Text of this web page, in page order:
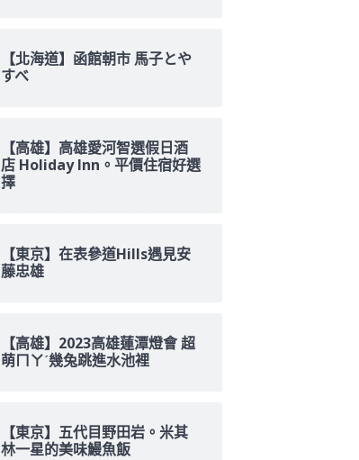
【北海道】函館朝市 馬子とや
すべ
【高雄】高雄愛河智選假日酒
店 Holiday Inn。平價住宿好選
擇
【東京】在表參道Hills遇見安
藤忠雄
【高雄】2023高雄蓮潭燈會 超
萌ㄇㄚˊ幾兔跳進水池裡
【東京】五代目野田岩。米其
林一星的美味鰻魚飯